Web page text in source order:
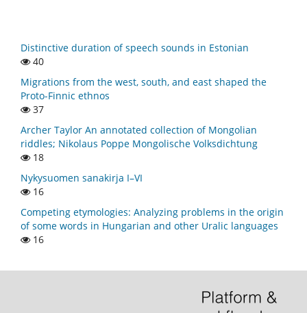
Distinctive duration of speech sounds in Estonian
40
Migrations from the west, south, and east shaped the
Proto-Finnic ethnos
37
Archer Taylor An annotated collection of Mongolian
riddles; Nikolaus Poppe Mongolische Volksdichtung
18
Nykysuomen sanakirja I–VI
16
Competing etymologies: Analyzing problems in the origin
of some words in Hungarian and other Uralic languages
16